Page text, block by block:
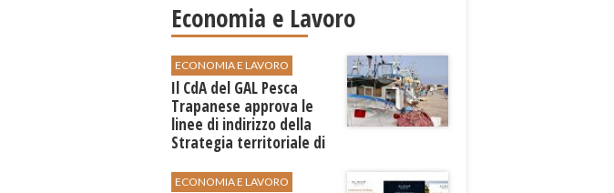
Economia e Lavoro
ECONOMIA E LAVORO
Il CdA del GAL Pesca
Trapanese approva le
linee di indirizzo della
Strategia territoriale di
ECONOMIA E LAVORO